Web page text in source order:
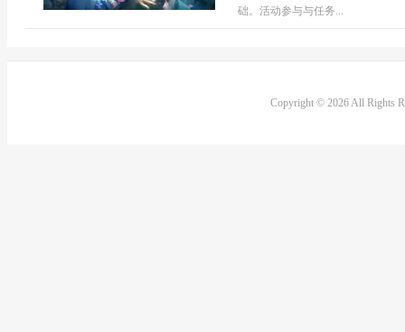
础。活动参与与任务...
Copyright © 2026 All Rights